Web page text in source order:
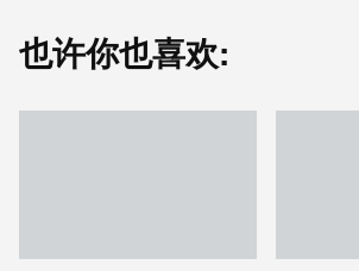
也许你也喜欢: